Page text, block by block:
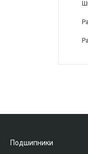
Подшипники